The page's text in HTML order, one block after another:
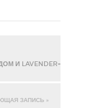
И LAVENDER+
ЗАПИСЬ »